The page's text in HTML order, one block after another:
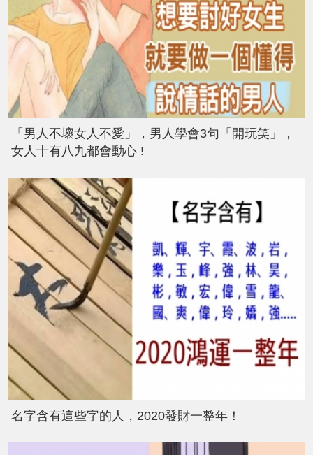
「男人不壞女人不愛」，男人學會3句「開玩笑」，
女人十有八九都會動心 !
名字含有這些字的人，2020發財一整年！